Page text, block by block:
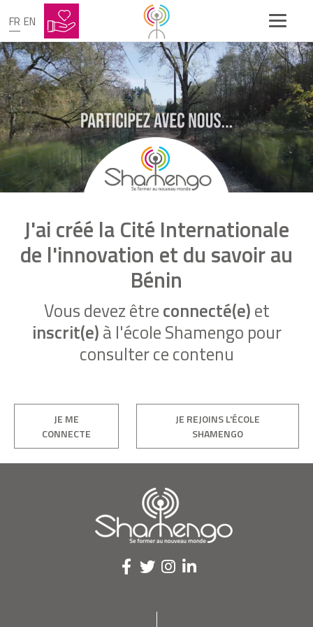
FR EN
J'ai créé la Cité Internationale
de l'innovation et du savoir au
Bénin
Vous devez êtreconnecté(e)et
inscrit(e)à l'école Shamengo pour
consulter ce contenu
JE ME
CONNECTE
JE REJOINS L'ÉCOLE
SHAMENGO